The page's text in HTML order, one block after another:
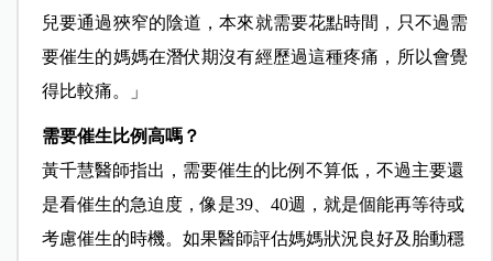
兒要通過狹窄的陰道，本來就需要花點時間，只不過需
要催生的媽媽在潛伏期沒有經歷過這種疼痛，所以會覺
得比較痛。」
需要催生比例高嗎？
黃千慧醫師指出，需要催生的比例不算低，不過主要還
是看催生的急迫度，像是39、40週，就是個能再等待或
考慮催生的時機。如果醫師評估媽媽狀況良好及胎動穩